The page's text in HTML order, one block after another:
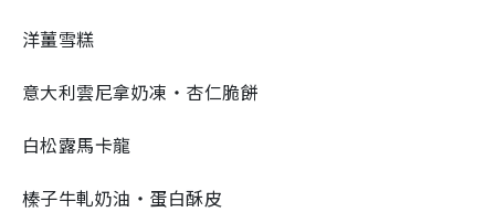
洋薑雪糕
意大利雲尼拿奶凍‧杏仁脆餅
白松露馬卡龍
榛子牛軋奶油‧蛋白酥皮